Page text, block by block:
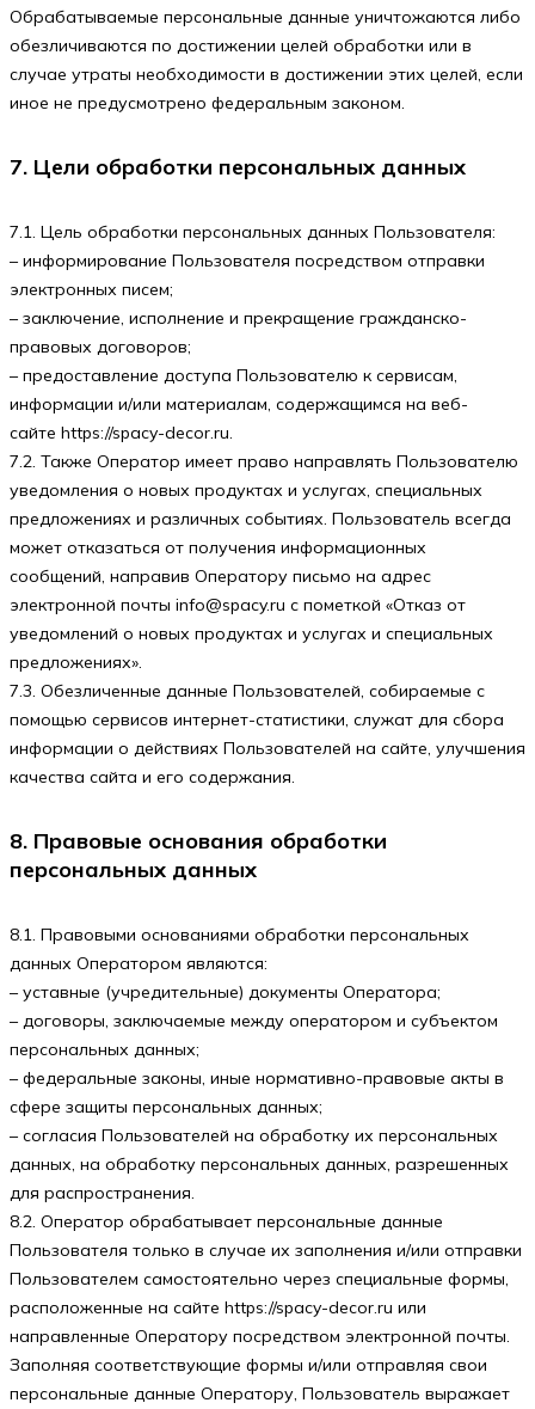
Обрабатываемые персональные данные уничтожаются либо
обезличиваются по достижении целей обработки или в
случае утраты необходимости в достижении этих целей, если
иное не предусмотрено федеральным законом.
7. Цели обработки персональных данных
7.1. Цель обработки персональных данных Пользователя:
– информирование Пользователя посредством отправки
электронных писем;
– заключение, исполнение и прекращение гражданско-
правовых договоров;
– предоставление доступа Пользователю к сервисам,
информации и/или материалам, содержащимся на веб-
сайте https://spacy-decor.ru.
7.2. Также Оператор имеет право направлять Пользователю
уведомления о новых продуктах и услугах, специальных
предложениях и различных событиях. Пользователь всегда
может отказаться от получения информационных
сообщений, направив Оператору письмо на адрес
электронной почты info@spacy.ru с пометкой «Отказ от
уведомлений о новых продуктах и услугах и специальных
предложениях».
7.3. Обезличенные данные Пользователей, собираемые с
помощью сервисов интернет-статистики, служат для сбора
информации о действиях Пользователей на сайте, улучшения
качества сайта и его содержания.
8. Правовые основания обработки
персональных данных
8.1. Правовыми основаниями обработки персональных
данных Оператором являются:
– уставные (учредительные) документы Оператора;
– договоры, заключаемые между оператором и субъектом
персональных данных;
– федеральные законы, иные нормативно-правовые акты в
сфере защиты персональных данных;
– согласия Пользователей на обработку их персональных
данных, на обработку персональных данных, разрешенных
для распространения.
8.2. Оператор обрабатывает персональные данные
Пользователя только в случае их заполнения и/или отправки
Пользователем самостоятельно через специальные формы,
расположенные на сайте https://spacy-decor.ru или
направленные Оператору посредством электронной почты.
Заполняя соответствующие формы и/или отправляя свои
персональные данные Оператору, Пользователь выражает